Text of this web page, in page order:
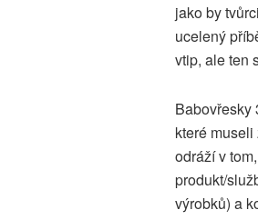
jako by
ucelený
vtip, ale ten
Babovřesky
které
odráží v
produkt/
výrobků) a